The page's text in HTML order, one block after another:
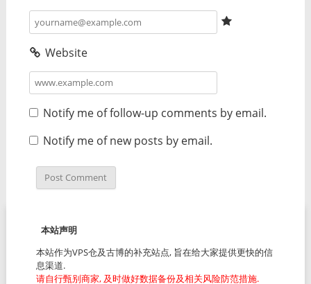
Website
Notify me of follow-up comments by email.
Notify me of new posts by email.
本站声明
本站作为VPS仓及古博的补充站点, 旨在给大家提供更快的信
息渠道.
请自行甄别商家, 及时做好数据备份及相关风险防范措施.